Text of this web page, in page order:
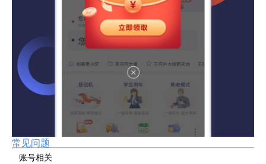
常见问题
账号相关